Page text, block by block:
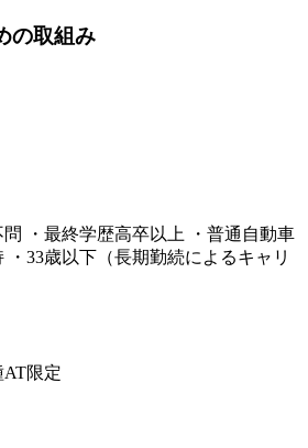
の取組み
・最終学歴高卒以上 ・普通自動車
・33歳以下（長期勤続によるキャリ
限定